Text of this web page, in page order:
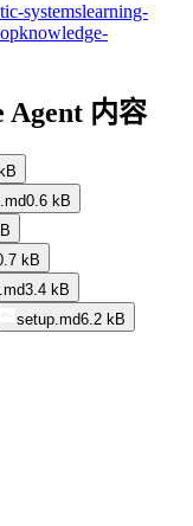
systemslearning-
knowledge-
Agent 内容
0.6 kB
kB
3.4 kB
setup.md6.2 kB